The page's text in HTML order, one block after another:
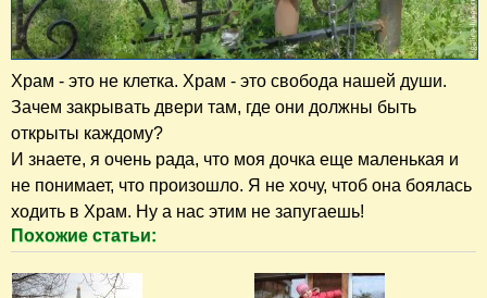
Храм - это не клетка. Храм - это свобода нашей души.
Зачем закрывать двери там, где они должны быть
открыты каждому?
И знаете, я очень рада, что моя дочка еще маленькая и
не понимает, что произошло. Я не хочу, чтоб она боялась
ходить в Храм. Ну а нас этим не запугаешь!
Похожие статьи: